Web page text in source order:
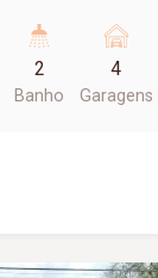
2
Banho
4
Garagens